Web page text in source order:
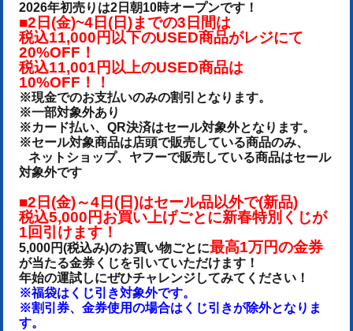
2026年初売りは2日朝10時オープンです！
■2日(金)~4日(日)までの3日間は
税込11,000円以下のUSED商品がレジにて
20%OFF！
税込11,001円以上のUSED商品は
10%OFF！！
※現金でのお支払いのみの割引となります。
※一部対象外あり
※カード払い、QR決済はセール対象外となります。
※セール対象商品は店頭で販売している商品のみ、
ネットショップ、ヤフーで販売している商品はセール
対象外です
■2日(金)～4日(日)はセール品以外で(新品)
税込5,000円お買い上げごとに新春特別くじが
1回引けます！
5,000円(税込み)のお買い物ごとに最高1万円の金券
が当たる金券くじを引いていただけます！
年始の運試しにぜひチャレンジしてみてください！
※福袋はくじ引き対象外です。
※割引券、金券使用の場合はくじ引きが除外となりま
す。